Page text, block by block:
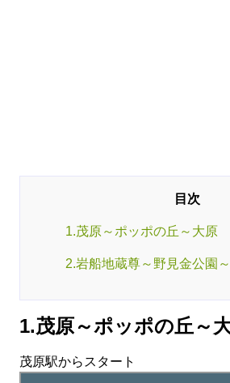
1.茂原～ポッポの丘～大原
2.岩船地蔵尊～野見金公園
1.茂原～ポッポの丘～
茂原駅からスタート